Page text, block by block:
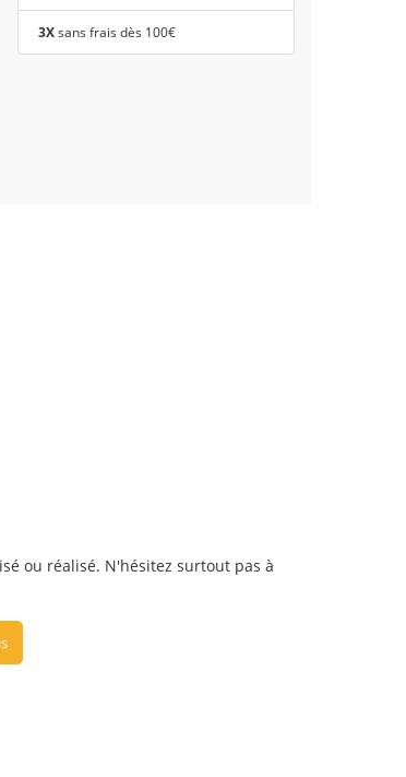
3Xsans frais dès 100€
ou réalisé. N'hésitez surtout pas à